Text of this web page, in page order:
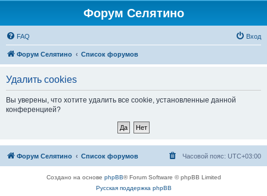
Форум Селятино
FAQ Вход
Форум Селятино Список форумов
Удалить cookies
Вы уверены, что хотите удалить все cookie, установленные данной
конференцией?
Форум Селятино Список форумов Часовой пояс: UTC+03:00
Создано на основе phpBB® Forum Software © phpBB Limited
Русская поддержка phpBB